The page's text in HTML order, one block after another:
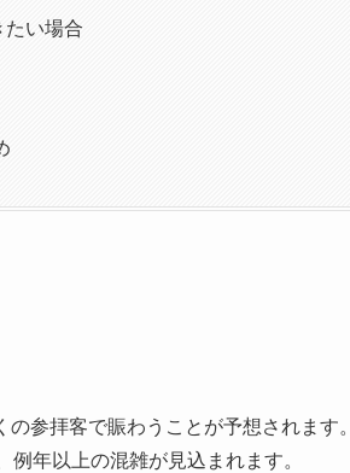
たい場合
参拝客で賑わうことが予想されます。
年以上の混雑が見込まれます。